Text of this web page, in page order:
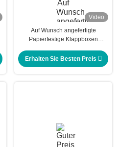
Video
Auf Wunsch angefertigte
Papierfestige Klappboxen
Erhalten Sie Besten Preis